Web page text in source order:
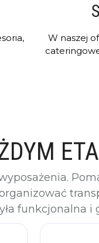
W naszej
funkcjonalna i